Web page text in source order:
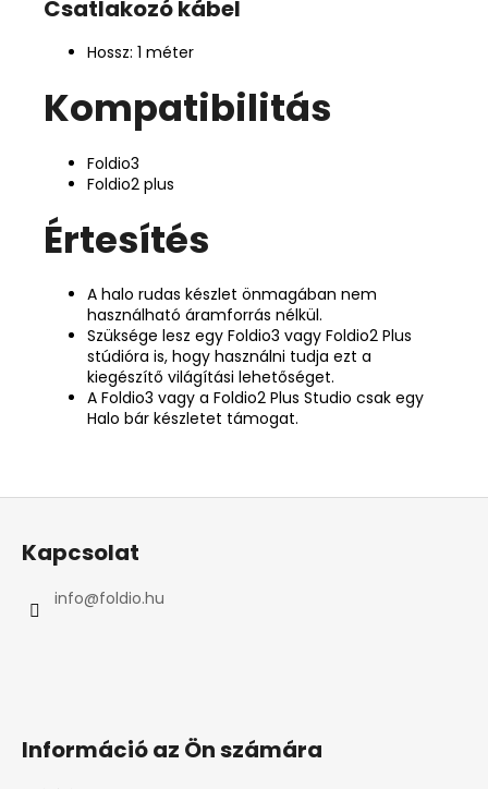
Csatlakozó kábel
Hossz: 1 méter
Kompatibilitás
Foldio3
Foldio2 plus
Értesítés
A halo rudas készlet önmagában nem
használható áramforrás nélkül.
Szüksége lesz egy Foldio3 vagy Foldio2 Plus
stúdióra is, hogy használni tudja ezt a
kiegészítő világítási lehetőséget.
A Foldio3 vagy a Foldio2 Plus Studio csak egy
Halo bár készletet támogat.
Kapcsolat
info@foldio.hu
Információ az Ön számára